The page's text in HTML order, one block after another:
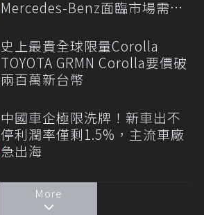
Mercedes-Benz面臨市場需求
史上最貴全球限量Corolla
TOYOTA GRMN Corolla要價破
兩百萬新台幣
中國車企極限洗牌！新車出不
停利潤率僅剩1.5%，主流車廠
急出海
More